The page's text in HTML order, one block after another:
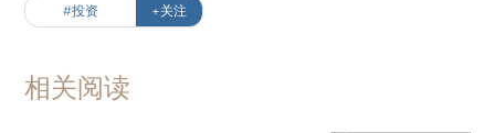
#投资 +关注
相关阅读